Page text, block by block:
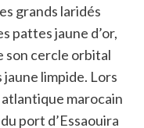
grands laridés
pattes jaune d’or,
son cercle orbital
limpide. Lors
marocain
port d’Essaouira